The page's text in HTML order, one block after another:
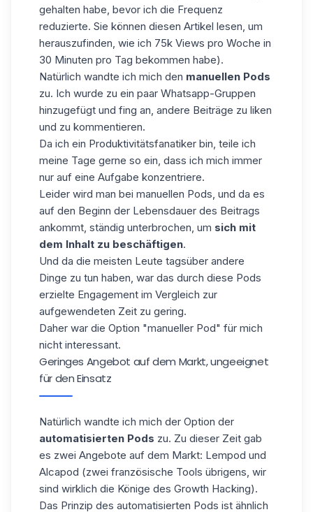
gehalten habe, bevor ich die Frequenz
reduzierte. Sie können diesen Artikel lesen, um
herauszufinden, wie ich 75k Views pro Woche in
30 Minuten pro Tag bekommen habe).
Natürlich wandte ich mich den manuellen Pods
zu. Ich wurde zu ein paar Whatsapp-Gruppen
hinzugefügt und fing an, andere Beiträge zu liken
und zu kommentieren.
Da ich ein Produktivitätsfanatiker bin, teile ich
meine Tage gerne so ein, dass ich mich immer
nur auf eine Aufgabe konzentriere.
Leider wird man bei manuellen Pods, und da es
auf den Beginn der Lebensdauer des Beitrags
ankommt, ständig unterbrochen, um sich mit
dem Inhalt zu beschäftigen.
Und da die meisten Leute tagsüber andere
Dinge zu tun haben, war das durch diese Pods
erzielte Engagement im Vergleich zur
aufgewendeten Zeit zu gering.
Daher war die Option "manueller Pod" für mich
nicht interessant.
Geringes Angebot auf dem Markt, ungeeignet
für den Einsatz
Natürlich wandte ich mich der Option der
automatisierten Pods zu. Zu dieser Zeit gab
es zwei Angebote auf dem Markt: Lempod und
Alcapod (zwei französische Tools übrigens, wir
sind wirklich die Könige des Growth Hacking).
Das Prinzip des automatisierten Pods ist ähnlich